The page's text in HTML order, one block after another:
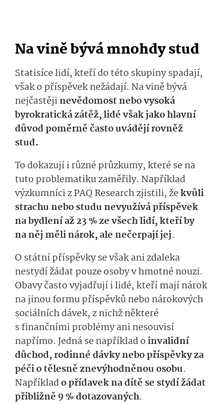
Na vině bývá mnohdy stud
Statisíce lidí, kteří do této skupiny spadají,
však o příspěvek nežádají. Na vině bývá
nejčastějine­vědomost nebo vysoká
byrokratická zátěž, lidé však jako hlavní
důvod poměrně často uvádějí rovněž
stud.
To dokazují i různé průzkumy, které se na
tuto problematiku zaměřily. Například
výzkumníci z PAQ Research zjistili, žekvůli
strachu nebo studu nevyužívá příspěvek
na bydlení až 23 % ze všech lidí, kteří by
na něj měli nárok, ale nečerpají jej.
O státní příspěvky se však ani zdaleka
nestydí žádat pouze osoby v hmotné nouzi.
Obavy často vyjadřují i lidé, kteří mají nárok
na jinou formu příspěvků nebo nárokových
sociálních dávek, z nichž některé
s finančními problémy ani nesouvisí
napřímo. Jedná se například oinvalidní
důchod, rodinné dávky nebo příspěvky za
péči o tělesně znevýhodněnou osobu.
Napříklado přídavek na dítě se stydí žádat
přibližně 9 % dotazovaných.